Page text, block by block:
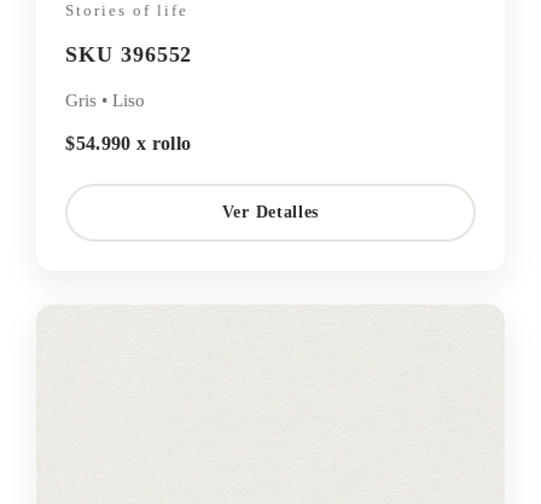
Stories of life
SKU 396552
Gris • Liso
$54.990 x rollo
Ver Detalles